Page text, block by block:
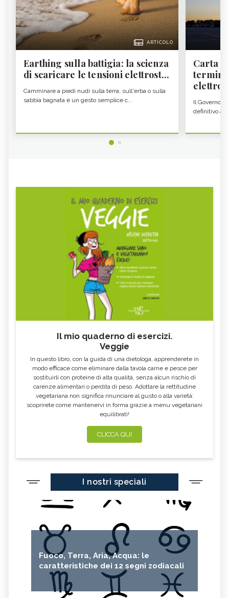
ARTICOLO
Earthing sulla battigia: la scienza
di scaricare le tensioni elettrost...
Camminare a piedi nudi sulla terra, sull'erba o sulla
sabbia bagnata è un gesto semplice c...
Carta
Il Governo
definitivo
Il mio quaderno di esercizi.
Veggie
In questo libro, con la guida di una dietologa, apprenderete in
modo efficace come eliminare dalla tavola carne e pesce per
sostituirli con proteine di alta qualità, senza alcun rischio di
carenze alimentari o perdita di peso. Adottare la rettitudine
vegetariana non significa rinunciare al gusto o alla varietà:
scoprirete come mantenervi in forma grazie a menu vegetariani
equilibrati!
CLICCA QUI
I nostri speciali
Fuoco, Terra, Aria, Acqua: le
caratteristiche dei 12 segni zodiacali